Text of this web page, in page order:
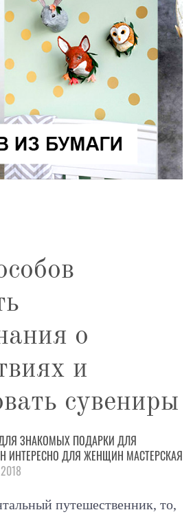
о
и
сувениры
ЗНАКОМЫХ ПОДАРКИ ДЛЯ
ИНТЕРЕСНО ДЛЯ ЖЕНЩИН МАСТЕРСКАЯ
путешественник, то,